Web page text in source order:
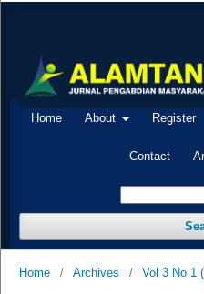
Home About Register
Contact
Home / Archives / Vol 3 No 1